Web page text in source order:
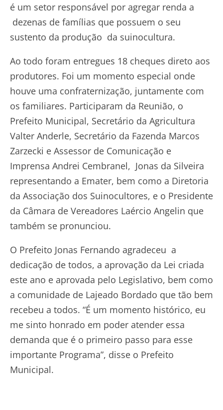
é um setor responsável por agregar renda a
dezenas de famílias que possuem o seu
sustento da produção da suinocultura.
Ao todo foram entregues 18 cheques direto aos
produtores. Foi um momento especial onde
houve uma confraternização, juntamente com
os familiares. Participaram da Reunião, o
Prefeito Municipal, Secretário da Agricultura
Valter Anderle, Secretário da Fazenda Marcos
Zarzecki e Assessor de Comunicação e
Imprensa Andrei Cembranel, Jonas da Silveira
representando a Emater, bem como a Diretoria
da Associação dos Suinocultores, e o Presidente
da Câmara de Vereadores Laércio Angelin que
também se pronunciou.
O Prefeito Jonas Fernando agradeceu a
dedicação de todos, a aprovação da Lei criada
este ano e aprovada pelo Legislativo, bem como
a comunidade de Lajeado Bordado que tão bem
recebeu a todos. “É um momento histórico, eu
me sinto honrado em poder atender essa
demanda que é o primeiro passo para esse
importante Programa”, disse o Prefeito
Municipal.